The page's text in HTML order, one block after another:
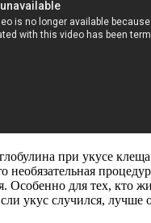
при укусе
необязательная
Особенно для тех, кто
укус случился, лучше